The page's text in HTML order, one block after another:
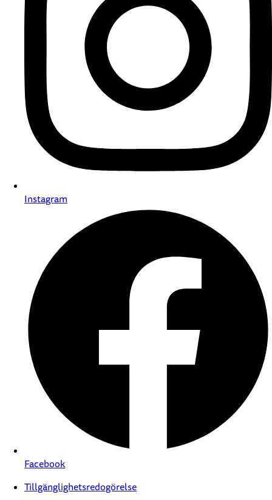
Instagram
Facebook
Tillgänglighetsredogörelse